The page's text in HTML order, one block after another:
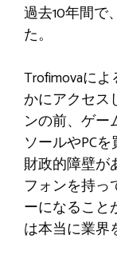
過去10年間で
た。
Trofimovaに
かにアクセス
ンの前、ゲー
ソールやPC
財政的障壁が
フォンを持っ
ーになること
は本当に業界